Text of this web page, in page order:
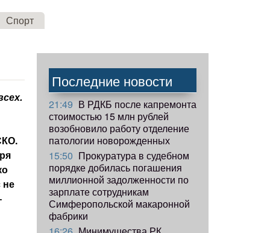
Спорт
не
Последние новости
21:49 В РДКБ после капремонта
стоимостью 15 млн рублей
возобновило работу отделение
патологии новорожденных
15:50 Прокуратура в судебном
порядке добилась погашения
миллионной задолженности по
зарплате сотрудникам
Симферопольской макаронной
фабрики